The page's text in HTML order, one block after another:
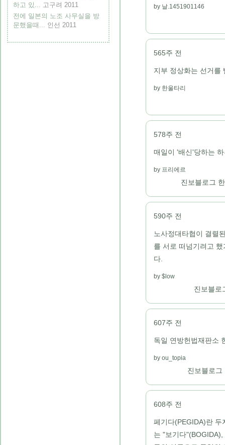
하고 있...
고구려 2011
전에 일본의 노조 사무실을 방
문했을때...
인선 2011
날.1451901146
565주 전
지부 정상화는 선거를
한울타리
578주 전
매일이 '배신'당하는
프리에르
진보블로그
590주 전
노사정대타협이 결렬
를 서로 떠넘기려고
다.
$low
진보블로
607주 전
독일 연방헌법재판소
ou_topia
진보블로그
608주 전
페기다(PEGIDA)란
는 "보기다